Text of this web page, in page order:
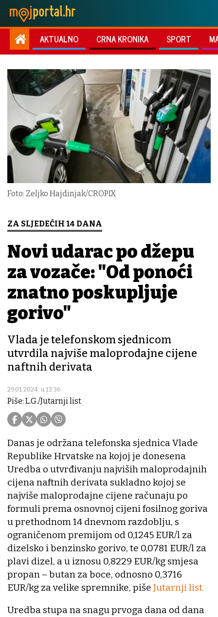
AKTUALNO CRNA KRONIKA SPORT
Foto: Zeljko Hajdinjak/CROPIX
ZA SLJEDEĆIH 14 DANA
Novi udarac po džepu
za vozače: "Od ponoći
znatno poskupljuje
gorivo"
Vlada je telefonskom sjednicom
utvrdila najviše maloprodajne cijene
naftnih derivata
29.01.2024. u 13:36
Piše: L.G./Jutarnji list
Danas je održana telefonska sjednica Vlade
Republike Hrvatske na kojoj je donesena
Uredba o utvrđivanju najviših maloprodajnih
cijena naftnih derivata sukladno kojoj se
najviše maloprodajne cijene računaju po
formuli prema osnovnoj cijeni fosilnog goriva
u prethodnom 14 dnevnom razdoblju, s
ograničenom premijom od 0,1245 EUR/l za
dizelsko i benzinsko gorivo, te 0,0781 EUR/l za
plavi dizel, a u iznosu 0,8229 EUR/kg smjesa
propan – butan za boce, odnosno 0,3716
EUR/kg za velike spremnike, piše Jutarnji list.
Uredba stupa na snagu prvoga dana od dana